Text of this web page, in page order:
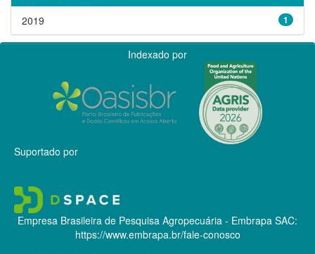
1
2019
Indexado por
Suportado por
Empresa Brasileira de Pesquisa Agropecuária - Embrapa SAC:
https://www.embrapa.br/fale-conosco